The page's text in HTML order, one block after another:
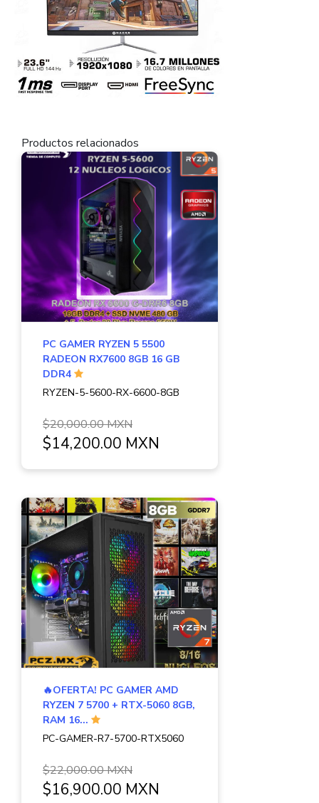
Productos relacionados
PC GAMER RYZEN 5 5500
RADEON RX7600 8GB 16 GB
DDR4
RYZEN-5-5600-RX-6600-8GB
$20,000.00 MXN
$14,200.00 MXN
🔥OFERTA! PC GAMER AMD
RYZEN 7 5700 + RTX-5060 8GB,
RAM 16...
PC-GAMER-R7-5700-RTX5060
$22,000.00 MXN
$16,900.00 MXN